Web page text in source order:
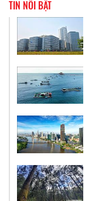
TIN NỔI BẬT